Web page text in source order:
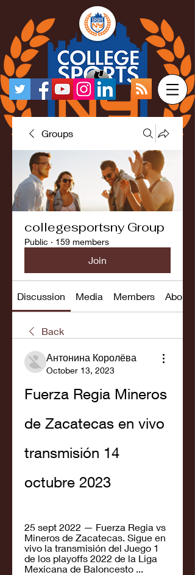
Groups
collegesportsny Group
Public · 159 members
Join
Discussion Media Members About
Back
Антонина Королёва
October 13, 2023
Fuerza Regia Mineros
de Zacatecas en vivo
transmisión 14
octubre 2023
25 sept 2022 — Fuerza Regia vs
Mineros de Zacatecas. Sigue en
vivo la transmisión del Juego 1
de los playoffs 2022 de la Liga
Mexicana de Baloncesto ...